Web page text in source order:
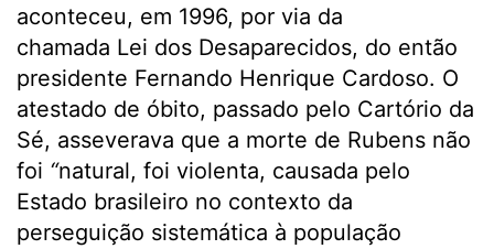
aconteceu, em 1996, por via da
chamada Lei dos Desaparecidos, do então
presidente Fernando Henrique Cardoso. O
atestado de óbito, passado pelo Cartório da
Sé, asseverava que a morte de Rubens não
foi “natural, foi violenta, causada pelo
Estado brasileiro no contexto da
perseguição sistemática à população